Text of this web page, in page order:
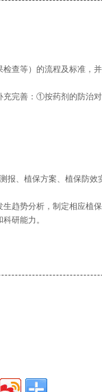
查等）的流程及标准，并
完善：①按药剂的防治
报、植保方案、植保防
趋势分析，制定相应植
研能力。